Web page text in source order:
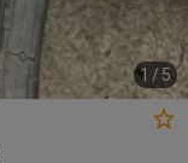
1 / 5